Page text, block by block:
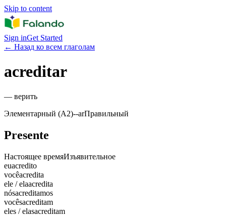
Skip to content
Sign inGet Started
← Назад ко всем глаголам
acreditar
— верить
Элементарный (A2)--arПравильный
Presente
Настоящее времяИзъявительное
euacredito
vocêacredita
ele / elaacredita
nósacreditamos
vocêsacreditam
eles / elasacreditam